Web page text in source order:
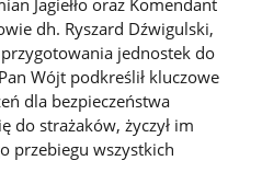
Jagiełło oraz Komendant
dh. Ryszard Dźwigulski,
jednostek do
Wójt podkreślił kluczowe
dla bezpieczeństwa
do strażaków, życzył im
przebiegu wszystkich